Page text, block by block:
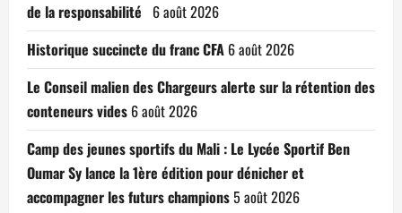
de la responsabilité 6 août 2026
Historique succincte du franc CFA 6 août 2026
Le Conseil malien des Chargeurs alerte sur la rétention des
conteneurs vides 6 août 2026
Camp des jeunes sportifs du Mali : Le Lycée Sportif Ben
Oumar Sy lance la 1ère édition pour dénicher et
accompagner les futurs champions5 août 2026